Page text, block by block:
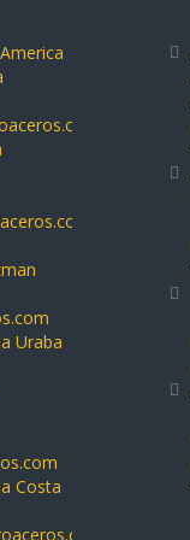
Uraba
Costa